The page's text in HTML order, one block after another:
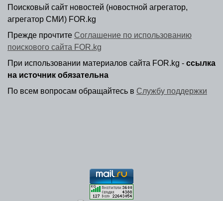
Поисковый сайт новостей (новостной агрегатор,
агрегатор СМИ) FOR.kg
Прежде прочтите Соглашение по использованию
поискового сайта FOR.kg
При использовании материалов сайта FOR.kg - ссылка
на источник обязательна
По всем вопросам обращайтесь в Службу поддержки